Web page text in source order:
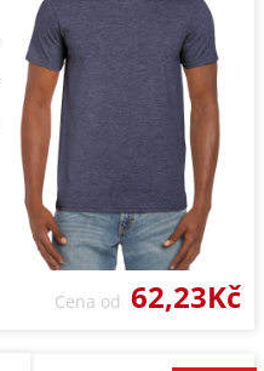
Cena od 62,23Kč